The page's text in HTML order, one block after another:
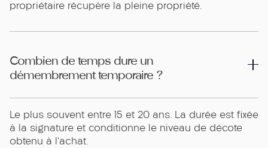
propriétaire récupère la pleine propriété.
Combien de temps dure un
démembrement temporaire ?
Le plus souvent entre 15 et 20 ans. La durée est fixée
à la signature et conditionne le niveau de décote
obtenu à l'achat.